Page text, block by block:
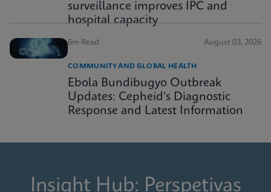
surveillance improves IPC and
hospital capacity
6m Read August 03, 2026
COMMUNITY AND GLOBAL HEALTH
Ebola Bundibugyo Outbreak
Updates: Cepheid’s Diagnostic
Response and Latest Information
Insight Hub: Perspetivas